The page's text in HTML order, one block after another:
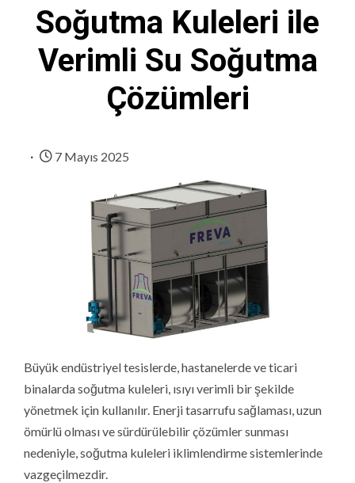
Soğutma Kuleleri ile
Verimli Su Soğutma
Çözümleri
7 Mayıs 2025
Büyük endüstriyel tesislerde, hastanelerde ve ticari
binalarda soğutma kuleleri, ısıyı verimli bir şekilde
yönetmek için kullanılır. Enerji tasarrufu sağlaması, uzun
ömürlü olması ve sürdürülebilir çözümler sunması
nedeniyle, soğutma kuleleri iklimlendirme sistemlerinde
vazgeçilmezdir.